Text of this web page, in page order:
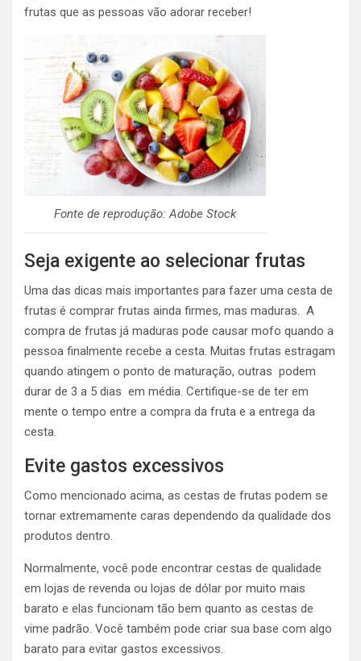
frutas que as pessoas vão adorar receber!
Fonte de reprodução: Adobe Stock
Seja exigente ao selecionar frutas
Uma das dicas mais importantes para fazer uma cesta de
frutas é comprar frutas ainda firmes, mas maduras. A
compra de frutas já maduras pode causar mofo quando a
pessoa finalmente recebe a cesta. Muitas frutas estragam
quando atingem o ponto de maturação, outras podem
durar de 3 a 5 dias em média. Certifique-se de ter em
mente o tempo entre a compra da fruta e a entrega da
cesta.
Evite gastos excessivos
Como mencionado acima, as cestas de frutas podem se
tornar extremamente caras dependendo da qualidade dos
produtos dentro.
Normalmente, você pode encontrar cestas de qualidade
em lojas de revenda ou lojas de dólar por muito mais
barato e elas funcionam tão bem quanto as cestas de
vime padrão. Você também pode criar sua base com algo
barato para evitar gastos excessivos.